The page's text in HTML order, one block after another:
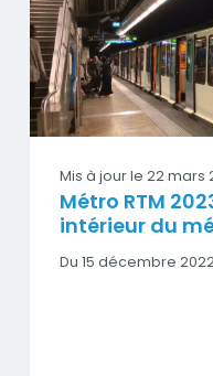
Mis à jour le 22 mars
Métro RTM
intérieur du
Date
Du 15 décembre